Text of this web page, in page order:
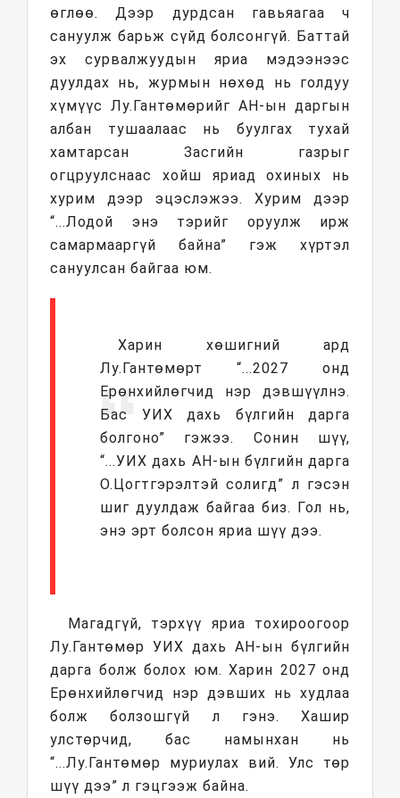
өглөө. Дээр дурдсан гавьяагаа ч
сануулж барьж сүйд болсонгүй. Баттай
эх сурвалжуудын яриа мэдээнээс
дуулдах нь, журмын нөхөд нь голдуу
хүмүүс Лу.Гантөмөрийг АН-ын даргын
албан тушаалаас нь буулгах тухай
хамтарсан Засгийн газрыг
огцруулснаас хойш яриад охиных нь
хурим дээр эцэслэжээ. Хурим дээр
“...Лодой энэ тэрийг оруулж ирж
самармааргүй байна” гэж хүртэл
сануулсан байгаа юм.
Харин хөшигний ард
Лу.Гантөмөрт “...2027 онд
Ерөнхийлөгчид нэр дэвшүүлнэ.
Бас УИХ дахь бүлгийн дарга
болгоно” гэжээ. Сонин шүү,
“...УИХ дахь АН-ын бүлгийн дарга
О.Цогтгэрэлтэй солигд” л гэсэн
шиг дуулдаж байгаа биз. Гол нь,
энэ эрт болсон яриа шүү дээ.
Магадгүй, тэрхүү яриа тохироогоор
Лу.Гантөмөр УИХ дахь АН-ын бүлгийн
дарга болж болох юм. Харин 2027 онд
Ерөнхийлөгчид нэр дэвших нь худлаа
болж болзошгүй л гэнэ. Хашир
улстөрчид, бас намынхан нь
“...Лу.Гантөмөр муриулах вий. Улс төр
шүү дээ” л гэцгээж байна.